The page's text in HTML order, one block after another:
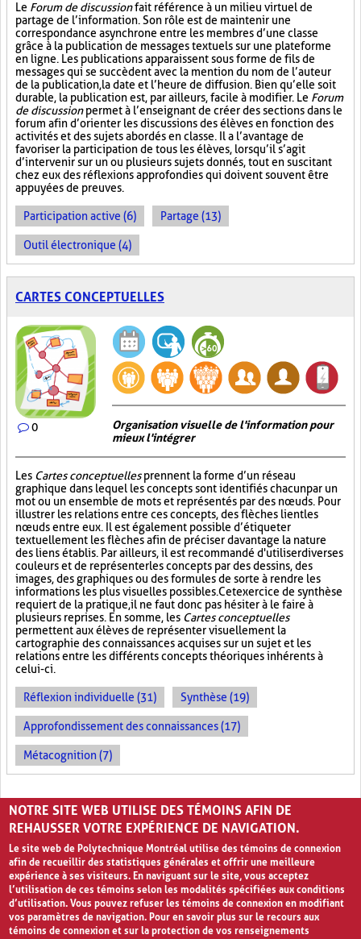
Le Forum de discussionfait référence à un milieu virtuel de
partage de l’information. Son rôle est de maintenir une
correspondance asynchrone entre les membres d’une classe
grâce à la publication de messages textuels sur une plateforme
en ligne. Les publications apparaissent sous forme de fils de
messages qui se succèdent avec la mention du nom de l’auteur
de la publication, la date et l’heure de diffusion. Bien qu’elle soit
durable, la publication est, par ailleurs, facile à modifier. Le Forum
de discussionpermet à l’enseignant de créer des sections dans le
forum afin d’orienter les discussions des élèves en fonction des
activités et des sujets abordés en classe. Il a l’avantage de
favoriser la participation de tous les élèves, lorsqu’il s’agit
d’intervenir sur un ou plusieurs sujets donnés, tout en suscitant
chez eux des réflexions approfondies qui doivent souvent être
appuyées de preuves.
Participation active (6) Partage (13)
Outil électronique (4)
CARTES CONCEPTUELLES
0
Organisation visuelle de l'information pour
mieux l'intégrer
Les Cartes conceptuellesprennent la forme d’un réseau
graphique dans lequel les concepts sont identifiés chacun par un
mot ou un ensemble de mots et représentés par des nœuds. Pour
illustrer les relations entre ces concepts, des flèches lient les
nœuds entre eux. Il est également possible d’étiqueter
textuellement les flèches afin de préciser davantage la nature
des liens établis. Par ailleurs, il est recommandé d'utiliser diverses
couleurs et de représenter les concepts par des dessins, des
images, des graphiques ou des formules de sorte à rendre les
informations les plus visuelles possibles. Cet exercice de synthèse
requiert de la pratique, il ne faut donc pas hésiter à le faire à
plusieurs reprises. En somme, les Cartes conceptuelles
permettent aux élèves de représenter visuellement la
cartographie des connaissances acquises sur un sujet et les
relations entre les différents concepts théoriques inhérents à
celui-ci.
Réflexion individuelle (31) Synthèse (19)
Approfondissement des connaissances (17)
Métacognition (7)
PAGES
« ‹ 1 2 3
NOTRE SITE WEB UTILISE DES TÉMOINS AFIN DE
REHAUSSER VOTRE EXPÉRIENCE DE NAVIGATION.
Le site web de Polytechnique Montréal utilise des témoins de connexion
afin de recueillir des statistiques générales et offrir une meilleure
expérience à ses visiteurs. En naviguant sur le site, vous acceptez
l’utilisation de ces témoins selon les modalités spécifiées aux conditions
d’utilisation. Vous pouvez refuser les témoins de connexion en modifiant
vos paramètres de navigation. Pour en savoir plus sur le recours aux
témoins de connexion et sur la protection de vos renseignements